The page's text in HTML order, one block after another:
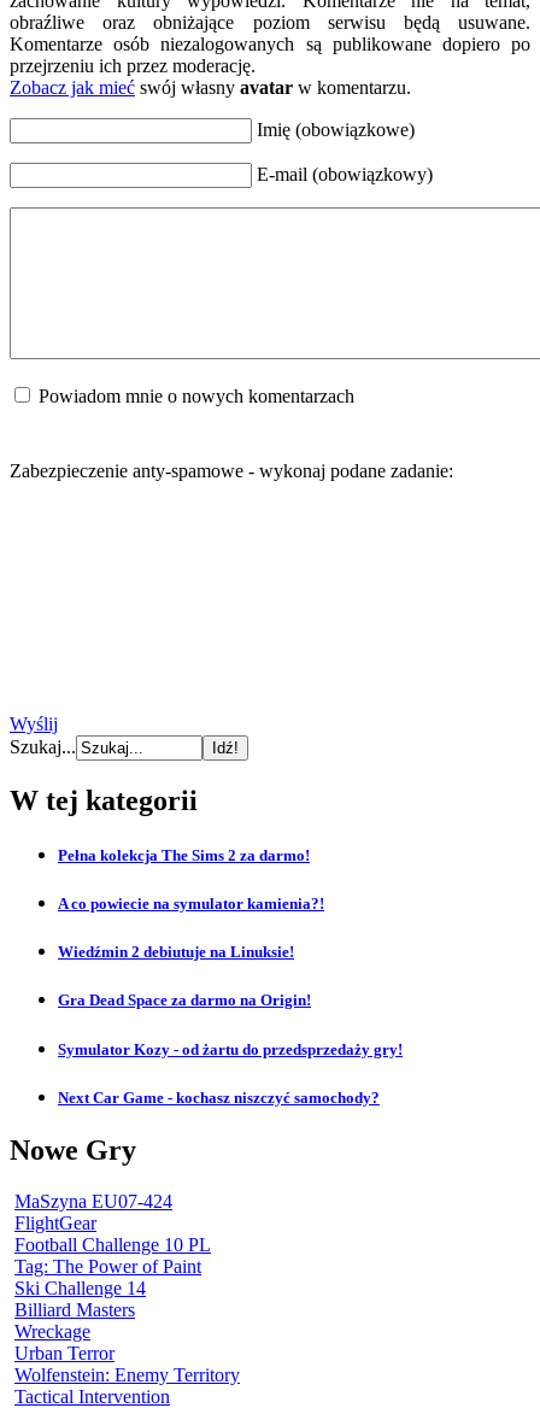
obraźliwe oraz obniżające poziom serwisu będą usuwane.
Komentarze osób niezalogowanych są publikowane dopiero po
przejrzeniu ich przez moderację.
Zobacz jak mieć swój własny avatar w komentarzu.
Imię (obowiązkowe)
E-mail (obowiązkowy)
Powiadom mnie o nowych komentarzach
Zabezpieczenie anty-spamowe - wykonaj podane zadanie:
Wyślij
Szukaj...
W tej kategorii
Pełna kolekcja The Sims 2 za darmo!
A co powiecie na symulator kamienia?!
Wiedźmin 2 debiutuje na Linuksie!
Gra Dead Space za darmo na Origin!
Symulator Kozy - od żartu do przedsprzedaży gry!
Next Car Game - kochasz niszczyć samochody?
Nowe Gry
MaSzyna EU07-424
FlightGear
Football Challenge 10 PL
Tag: The Power of Paint
Ski Challenge 14
Billiard Masters
Wreckage
Urban Terror
Wolfenstein: Enemy Territory
Tactical Intervention